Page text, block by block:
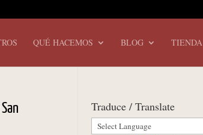
QUÉ HACEMOS BLOG TIENDA
Traduce / Translate